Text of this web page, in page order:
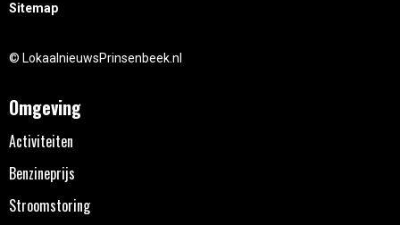
Sitemap
© LokaalnieuwsPrinsenbeek.nl
Omgeving
Activiteiten
Benzineprijs
Stroomstoring